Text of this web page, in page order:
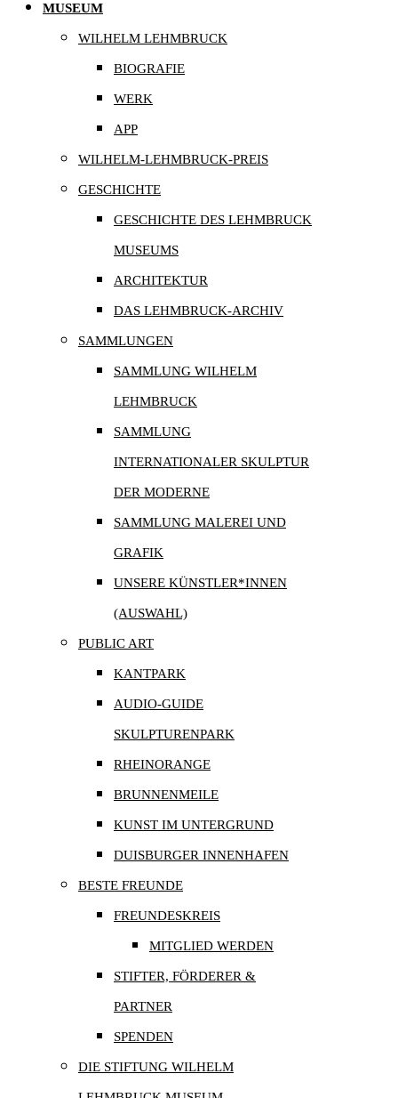
MUSEUM
WILHELM LEHMBRUCK
BIOGRAFIE
WERK
APP
WILHELM-LEHMBRUCK-PREIS
GESCHICHTE
GESCHICHTE DES LEHMBRUCK
MUSEUMS
ARCHITEKTUR
DAS LEHMBRUCK-ARCHIV
SAMMLUNGEN
SAMMLUNG WILHELM
LEHMBRUCK
SAMMLUNG
INTERNATIONALER SKULPTUR
DER MODERNE
SAMMLUNG MALEREI UND
GRAFIK
UNSERE KÜNSTLER*INNEN
(AUSWAHL)
PUBLIC ART
KANTPARK
AUDIO-GUIDE
SKULPTURENPARK
RHEINORANGE
BRUNNENMEILE
KUNST IM UNTERGRUND
DUISBURGER INNENHAFEN
BESTE FREUNDE
FREUNDESKREIS
MITGLIED WERDEN
STIFTER, FÖRDERER &
PARTNER
SPENDEN
DIE STIFTUNG WILHELM